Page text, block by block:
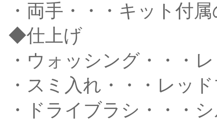
・両手・・・キット付
◆仕上げ
・ウォッシング・・・
・スミ入れ・・・レッ
・ドライブラシ・・・